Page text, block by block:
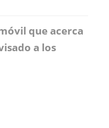
que acerca
a los